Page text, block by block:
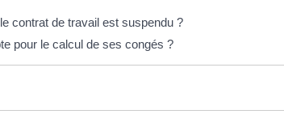
contrat de travail est suspendu ?
pour le calcul de ses congés ?